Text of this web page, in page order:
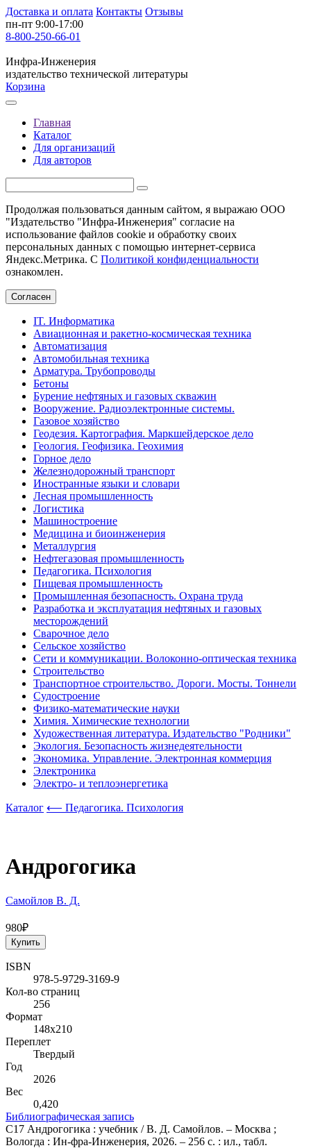
Доставка и оплата Контакты Отзывы
пн-пт 9:00-17:00
8-800-250-66-01
Инфра-Инженерия
издательство технической литературы
Корзина
Главная
Каталог
Для организаций
Для авторов
Продолжая пользоваться данным сайтом, я выражаю ООО
"Издательство "Инфра-Инженерия" согласие на
использование файлов cookie и обработку своих
персональных данных с помощью интернет-сервиса
Яндекс.Метрика. С Политикой конфиденциальности
ознакомлен.
Согласен
IT. Информатика
Авиационная и ракетно-космическая техника
Автоматизация
Автомобильная техника
Арматура. Трубопроводы
Бетоны
Бурение нефтяных и газовых скважин
Вооружение. Радиоэлектронные системы.
Газовое хозяйство
Геодезия. Картография. Маркшейдерское дело
Геология. Геофизика. Геохимия
Горное дело
Железнодорожный транспорт
Иностранные языки и словари
Лесная промышленность
Логистика
Машиностроение
Медицина и биоинженерия
Металлургия
Нефтегазовая промышленность
Педагогика. Психология
Пищевая промышленность
Промышленная безопасность. Охрана труда
Разработка и эксплуатация нефтяных и газовых
месторождений
Сварочное дело
Сельское хозяйство
Сети и коммуникации. Волоконно-оптическая техника
Строительство
Транспортное строительство. Дороги. Мосты. Тоннели
Судостроение
Физико-математические науки
Химия. Химические технологии
Художественная литература. Издательство "Родники"
Экология. Безопасность жизнедеятельности
Экономика. Управление. Электронная коммерция
Электроника
Электро- и теплоэнергетика
Каталог ⟵ Педагогика. Психология
Андрогогика
Самойлов В. Д.
980₽
Купить
ISBN
978-5-9729-3169-9
Кол-во страниц
256
Формат
148х210
Переплет
Твердый
Год
2026
Вес
0,420
Библиографическая запись
С17 Андрогогика : учебник / В. Д. Самойлов. – Москва ;
Вологда : Ин-фра-Инженерия, 2026. – 256 с. : ил., табл.